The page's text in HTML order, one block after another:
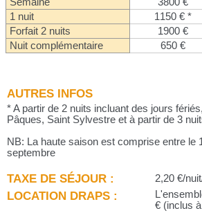
1 nuit
1150 € *
Forfait 2 nuits
1900 €
Nuit complémentaire
650 €
AUTRES INFOS
* A partir de 2 nuits incluant des jours
Pâques, Saint Sylvestre et à partir de 3
NB: La haute saison est comprise entre le
septembre
TAXE DE SÉJOUR : 2,20 €/
LOCATION DRAPS :
€ (inclus